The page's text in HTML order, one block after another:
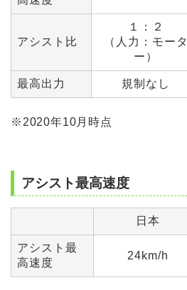
アシスト比
１：２
（人力：モータ
ー）
最高出力 規制なし
※2020年10月時点
アシスト最高速度
日本
アシスト最
高速度
24km/h